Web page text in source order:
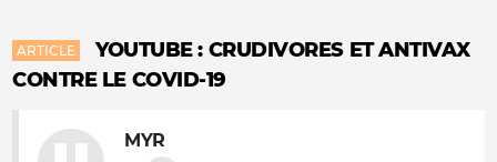
ARTICLE
YOUTUBE : CRUDIVORES ET ANTIVAX
CONTRE LE COVID-19
MYR